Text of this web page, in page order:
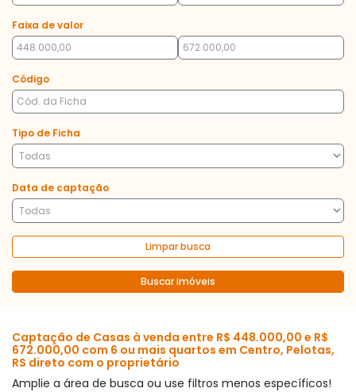
Faixa de valor
Código
Tipo de Ficha
Data de captação
Limpar busca
Buscar imóveis
Captação de Casas à venda entre R$ 448.000,00 e R$
672.000,00 com 6 ou mais quartos em Centro, Pelotas,
RS direto com o proprietário
Amplie a área de busca ou use filtros menos específicos!